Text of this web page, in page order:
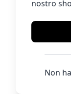
nostro
Non